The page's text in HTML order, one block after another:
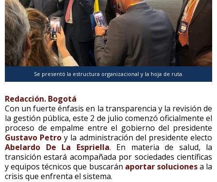
Se presentó la estructura organizacional y la hoja de ruta.
Redacción. Bogotá
Con un fuerte énfasis en la transparencia y la revisión de
la gestión pública, este 2 de julio comenzó oficialmente el
proceso de empalme entre el gobierno del presidente
Gustavo Petroy la administración del presidente electo
Abelardo De La Espriella. En materia de salud, la
transición estará acompañada por sociedades científicas
y equipos técnicos que buscarán aportar solucionesa la
crisis que enfrenta el sistema.